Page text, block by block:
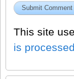
This site
is processed